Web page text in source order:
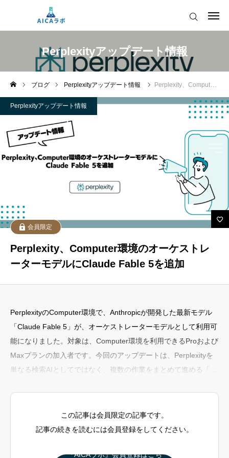
Perplexityアップデート情報
ブログ Perplexityアップデート情報 Perplexity、Computer環境のオーケストレーターモデルにClaude Fable 5を追加
Perplexityアップデート情報
会員限定
Perplexity、Computer環境のオーケストレ
ーターモデルにClaude Fable 5を追加
PerplexityのComputer環境で、Anthropicが開発した最新モデル
「Claude Fable 5」が、オーケストレーターモデルとして利用可
能になりました。対象は、Computer環境を利用できるProおよび
Maxプランの加入者です。今回のアップデートは、Perplexityを
単なる検索AIとしてではなく、複数の作業をまとめて進める「AI
は、簡単に言えば作業全体を指揮する役割のことです。たとえ
ば、ユーザーが「この資料を調べて
この記事は会員限定の記事です。
記事の続きを読むには会員登録をしてください。
『AICAラボ』会員登録はこち
AIツールアップデート情報
AICAをご契約の皆様へ
AIツールアップデート情報
運営会社